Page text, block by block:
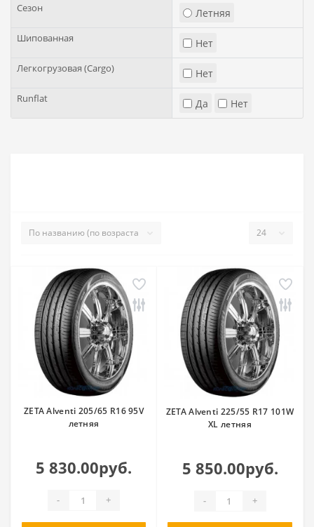
Сезон Летняя
Шипованная Нет
Легкогрузовая (Cargo) Нет
Runflat Да Нет
ZETA Alventi 205/65 R16 95V
летняя
5 830.00руб.
- +
ZETA Alventi 225/55 R17 101W
XL летняя
5 850.00руб.
- +